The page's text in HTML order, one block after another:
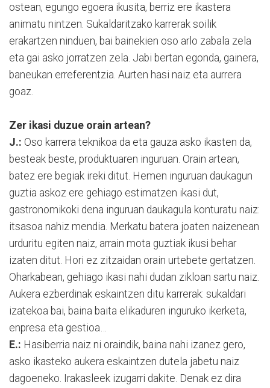
ostean, egungo egoera ikusita, berriz ere ikastera
animatu nintzen. Sukaldaritzako karrerak soilik
erakartzen ninduen, bai bainekien oso arlo zabala zela
eta gai asko jorratzen zela. Jabi bertan egonda, gainera,
baneukan erreferentzia. Aurten hasi naiz eta aurrera
goaz.
Zer ikasi duzue orain artean?
J.: Oso karrera teknikoa da eta gauza asko ikasten da,
besteak beste, produktuaren inguruan. Orain artean,
batez ere begiak ireki ditut. Hemen inguruan daukagun
guztia askoz ere gehiago estimatzen ikasi dut,
gastronomikoki dena inguruan daukagula konturatu naiz:
itsasoa nahiz mendia. Merkatu batera joaten naizenean
urduritu egiten naiz, arrain mota guztiak ikusi behar
izaten ditut. Hori ez zitzaidan orain urtebete gertatzen.
Oharkabean, gehiago ikasi nahi dudan zikloan sartu naiz.
Aukera ezberdinak eskaintzen ditu karrerak: sukaldari
izatekoa bai, baina baita elikaduren inguruko ikerketa,
enpresa eta gestioa…
E.: Hasiberria naiz ni oraindik, baina nahi izanez gero,
asko ikasteko aukera eskaintzen dutela jabetu naiz
dagoeneko. Irakasleek izugarri dakite. Denak ez dira